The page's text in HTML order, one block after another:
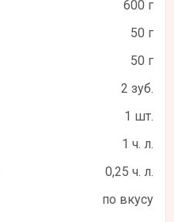
600 г
50 г
50 г
2 зуб.
1 шт.
1 ч. л.
0,25 ч. л.
по вкусу